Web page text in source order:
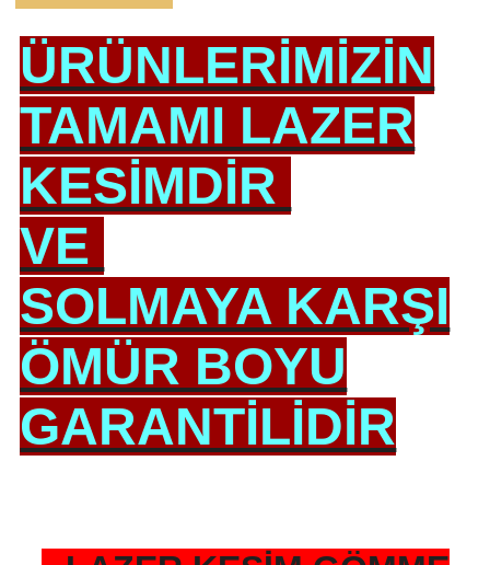
ÜRÜNLERİMİZİN
TAMAMI LAZER
KESİMDİR
VE
SOLMAYA KARŞI
ÖMÜR BOYU
GARANTİLİDİR